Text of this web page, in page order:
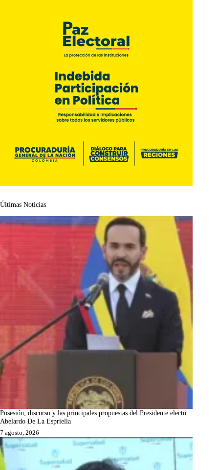
Últimas Noticias
Posesión, discurso y las principales propuestas del Presidente electo
Abelardo De La Espriella
7 agosto, 2026